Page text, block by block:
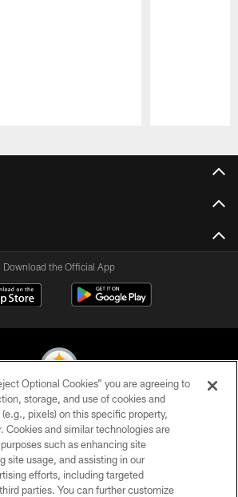
Download the Official App
Steelers. All Rights Reserved
PRIVACY POLICY
TERMS OF USE
Optional Cookies” you are agreeing to
storage, and use of cookies and
pixels) on this specific property,
Cookies and similar technologies are
such as enhancing site
site usage, and assisting in our
efforts, including targeted
parties. You can further customize